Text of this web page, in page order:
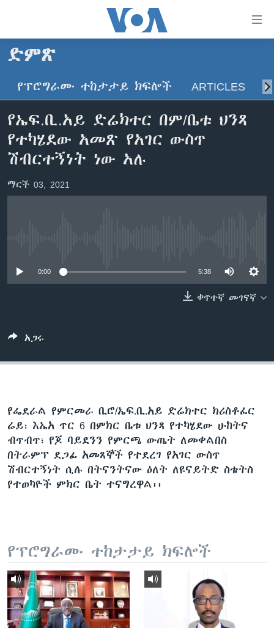
ማገናኛዎች
ዋናው
ይዘት
ወደ
ዋናው
ይዘት
እለፍ
ወደ
ዋናው
ዜና
ኢትዮጵያ
አሜሪካ
ኑሮ በጤንነት
ከምሽቱ ሦስት ሰዓት የአማርኛ ዜና
ቪዲዮ
ክምችት
ድምጽ
የፕሮግራሙ ተከታታይ ክፍሎች ARTICLES
የኤፍ.ቢ.አይ ድሬክተር በም/ቤቱ ህንጻ
የተካሄደው አመጽ የአገር ውስጥ
ሽብርተኝነት ነው አሉ
ማርች 03, 2021
0:00 5:38
ቀጥተኛ መገናኛ
አጋሩ
የፌደራል የምርመራ ቢሮ/ኤፍ.ቢ.አይ ድሬክተር ክሪስቶፈር
ሬይ፣ እኤአ ጥር 6 በምክር ቤቱ ህንጻ የተካሄደው ሁከትና
ብጥብጥ፣ የጆ ባይደንን የምርጫ ውጤት ለመቀልበስ
በትራምፕ ደጋፊ አመጸኞች የተደረገ የአገር ውስጥ
ሽብርተኝነት ሲሉ በትናንትናው ዕለት ለዩናይትድ ስቴትስ
የተወካዮች ምክር ቤት ተናግረዋል፡፡
የፕሮግራሙ ተከታታይ ክፍሎች